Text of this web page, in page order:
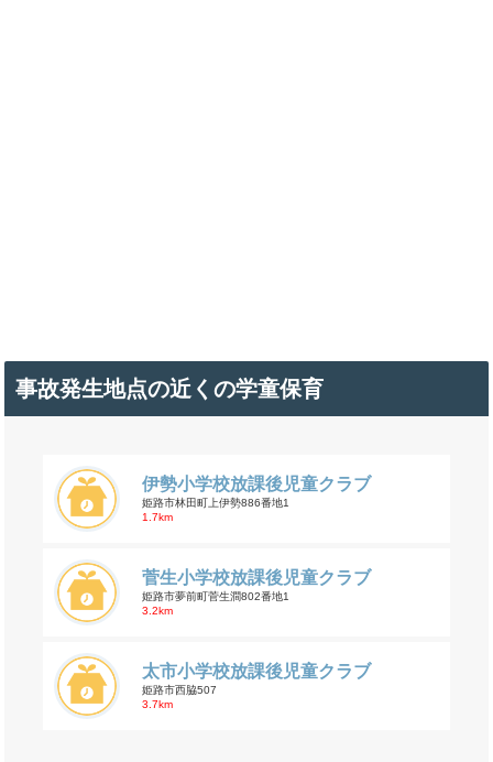
事故発生地点の近くの学童保育
伊勢小学校放課後児童クラブ
姫路市林田町上伊勢886番地1
1.7km
菅生小学校放課後児童クラブ
姫路市夢前町菅生澗802番地1
3.2km
太市小学校放課後児童クラブ
姫路市西脇507
3.7km